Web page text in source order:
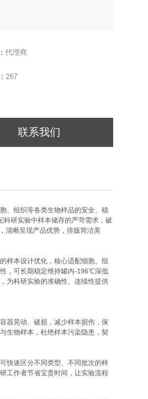
代理商
267
联系我们
、组织等各类生物样品的安全、稳
研实验中样本储存的严苛需求，破
清晰呈现产品优势，排版简洁美
样本设计优化，核心适配细胞、组
，可长期稳定维持罐内-196℃深低
为科研实验的准确性、连续性提供
器晃动、破损，减少样本损伤，保
生物样本，杜绝样本污染隐患，契
快速区分不同类型、不同批次的样
工作者节省宝贵时间，让实验流程